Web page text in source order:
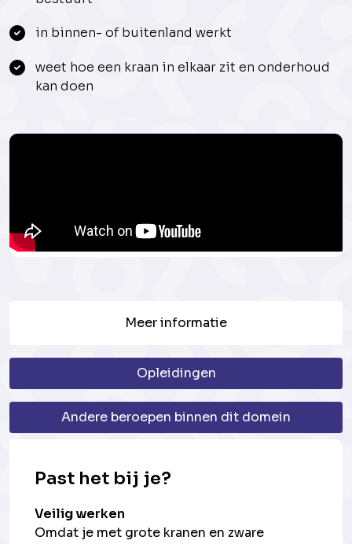
in binnen- of buitenland werkt
weet hoe een kraan in elkaar zit en onderhoud
kan doen
Meer informatie
Opleidingen
Andere beroepen binnen dit domein
Past het bij je?
Veilig werken
Omdat je met grote kranen en zware